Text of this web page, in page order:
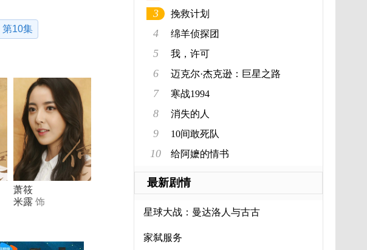
第10集
萧筱
米露 饰
3 挽救计划
4 绵羊侦探团
5 我，许可
6 迈克尔·杰克逊：巨星之路
7 寒战1994
8 消失的人
9 10间敢死队
10 给阿嬷的情书
最新剧情
星球大战：曼达洛人与古古
家弑服务